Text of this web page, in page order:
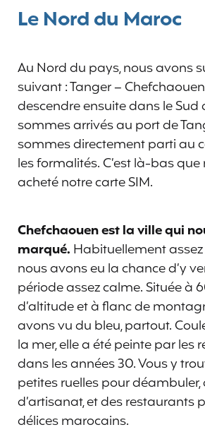
Le Nord du Maroc
Au Nord du pays, nous avons
suivant : Tanger –
descendre ensuite dans le
sommes arrivés au port de
sommes directement parti au
les formalités. C’est là-bas
acheté notre carte SIM.
Chefchaouen est la ville qui
marqué. Habituellement
nous avons eu la chance d’y
période assez calme. Située à
d’altitude et à flanc de
avons vu du bleu, partout.
la mer, elle a été peinte par les
dans les années 30. Vous y
petites ruelles pour
d’artisanat, et des restaurants
délices marocains.